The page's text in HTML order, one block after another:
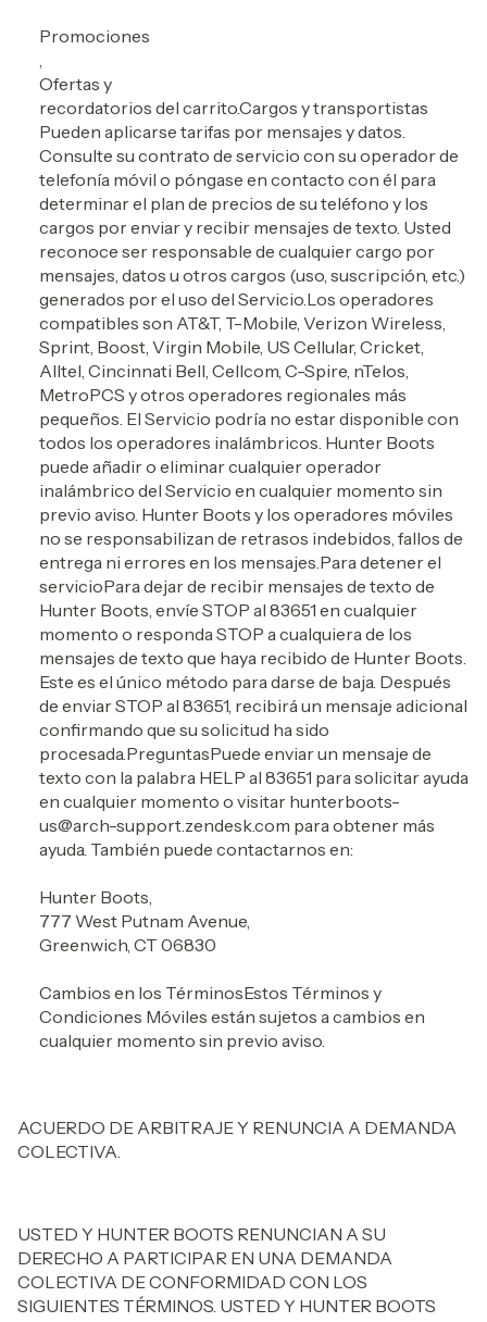
​​Promociones
,
Ofertas y
recordatorios del carrito.Cargos y transportistas
Pueden aplicarse tarifas por mensajes y datos.
Consulte su contrato de servicio con su operador de
telefonía móvil o póngase en contacto con él para
determinar el plan de precios de su teléfono y los
cargos por enviar y recibir mensajes de texto. Usted
reconoce ser responsable de cualquier cargo por
mensajes, datos u otros cargos (uso, suscripción, etc.)
generados por el uso del Servicio.Los operadores
compatibles son AT&T, T-Mobile, Verizon Wireless,
Sprint, Boost, Virgin Mobile, US Cellular, Cricket,
Alltel, Cincinnati Bell, Cellcom, C-Spire, nTelos,
MetroPCS y otros operadores regionales más
pequeños. El Servicio podría no estar disponible con
todos los operadores inalámbricos. Hunter Boots
puede añadir o eliminar cualquier operador
inalámbrico del Servicio en cualquier momento sin
previo aviso. Hunter Boots y los operadores móviles
no se responsabilizan de retrasos indebidos, fallos de
entrega ni errores en los mensajes.Para detener el
servicioPara dejar de recibir mensajes de texto de
Hunter Boots, envíe STOP al 83651 en cualquier
momento o responda STOP a cualquiera de los
mensajes de texto que haya recibido de Hunter Boots.
Este es el único método para darse de baja. Después
de enviar STOP al 83651, recibirá un mensaje adicional
confirmando que su solicitud ha sido
procesada.PreguntasPuede enviar un mensaje de
texto con la palabra HELP al 83651 para solicitar ayuda
en cualquier momento o visitar hunterboots-
us@arch-support.zendesk.com para obtener más
ayuda. También puede contactarnos en:
Hunter Boots,
777 West Putnam Avenue,
Greenwich, CT 06830
Cambios en los TérminosEstos Términos y
Condiciones Móviles están sujetos a cambios en
cualquier momento sin previo aviso.
ACUERDO DE ARBITRAJE Y RENUNCIA A DEMANDA
COLECTIVA.
USTED Y HUNTER BOOTS RENUNCIAN A SU
DERECHO A PARTICIPAR EN UNA DEMANDA
COLECTIVA DE CONFORMIDAD CON LOS
SIGUIENTES TÉRMINOS. USTED Y HUNTER BOOTS